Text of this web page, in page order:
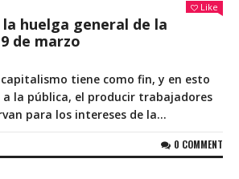
Like
la huelga general de la
de marzo
capitalismo tiene como fin, y en esto
la pública, el producir trabajadores
para los intereses de la...
0 COMMENT